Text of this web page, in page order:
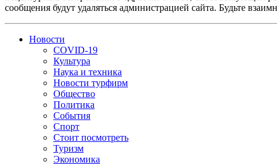
сообщения будут удаляться администрацией сайта. Будьте
Новости
COVID-19
Культура
Наука и техника
Новости турфирм
Общество
Политика
События
Спорт
Стоит посмотреть
Туризм
Экономика